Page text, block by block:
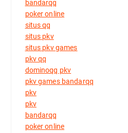
bandarqq
poker online
situs qq
situs pkv
situs pkv games
pkv qq
dominoqq pkv
pkv games bandarqq
pkv
pkv
bandarqq
poker online